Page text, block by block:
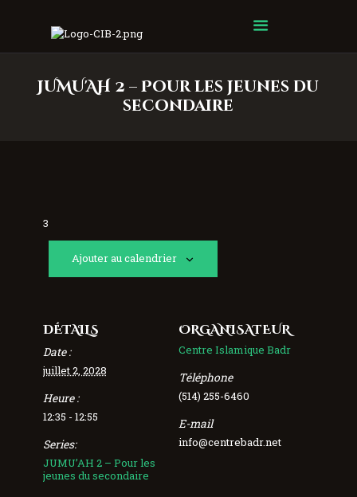
JUMU'AH 2 – Pour les jeunes du
secondaire
Centre Islamique Badr
3
Ajouter au calendrier
DÉTAILS
Date :
juillet 2, 2028
Heure :
12:35 - 12:55
Series:
JUMU’AH 2 – Pour les
jeunes du secondaire
ORGANISATEUR
Centre Islamique Badr
Téléphone
(514) 255-6460
E-mail
info@centrebadr.net